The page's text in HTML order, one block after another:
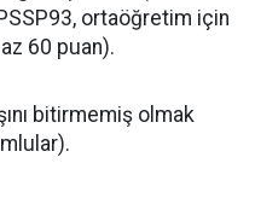
ortaöğretim için
60 puan).
bitirmemiş olmak